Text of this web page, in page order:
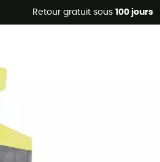
Retour gratuit sous 100 jours
d'été 🔥 -5 % EXTRA dès 2 produits*